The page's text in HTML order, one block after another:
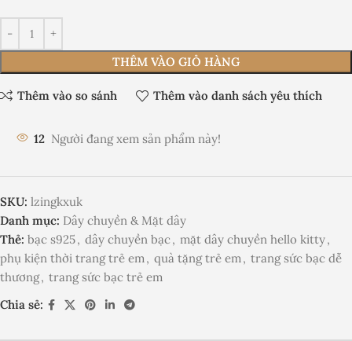
THÊM VÀO GIỎ HÀNG
Thêm vào so sánh Thêm vào danh sách yêu thích
12 Người đang xem sản phẩm này!
SKU: lzingkxuk
Danh mục: Dây chuyền & Mặt dây
Thẻ: bạc s925, dây chuyền bạc, mặt dây chuyền hello kitty,
phụ kiện thời trang trẻ em, quà tặng trẻ em, trang sức bạc dễ
thương, trang sức bạc trẻ em
Chia sẻ: